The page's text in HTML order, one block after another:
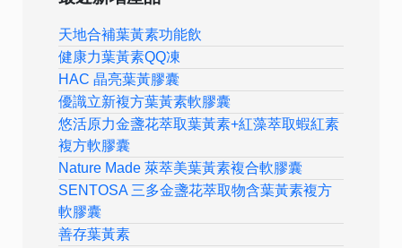
天地合補葉黃素功能飲
健康力葉黃素QQ凍
HAC 晶亮葉黃膠囊
優識立新複方葉黃素軟膠囊
悠活原力金盞花萃取葉黃素+紅藻萃取蝦紅素
複方軟膠囊
Nature Made 萊萃美葉黃素複合軟膠囊
SENTOSA 三多金盞花萃取物含葉黃素複方
軟膠囊
善存葉黃素